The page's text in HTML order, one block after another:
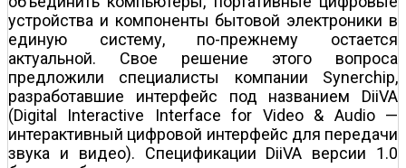
устройства и компоненты бытовой электроники в
единую систему, по-прежнему остается
актуальной. Свое решение этого вопроса
предложили специалисты компании Synerchip,
разработавшие интерфейс под названием DiiVA
(Digital Interactive Interface for Video & Audio —
интерактивный цифровой интерфейс для передачи
звука и видео). Спецификации DiiVA версии 1.0